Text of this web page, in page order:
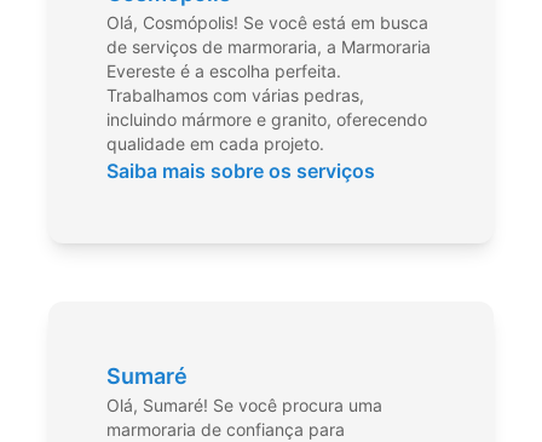
Olá, Cosmópolis! Se você está em busca
de serviços de marmoraria, a Marmoraria
Evereste é a escolha perfeita.
Trabalhamos com várias pedras,
incluindo mármore e granito, oferecendo
qualidade em cada projeto.
Saiba mais sobre os serviços
Sumaré
Olá, Sumaré! Se você procura uma
marmoraria de confiança para